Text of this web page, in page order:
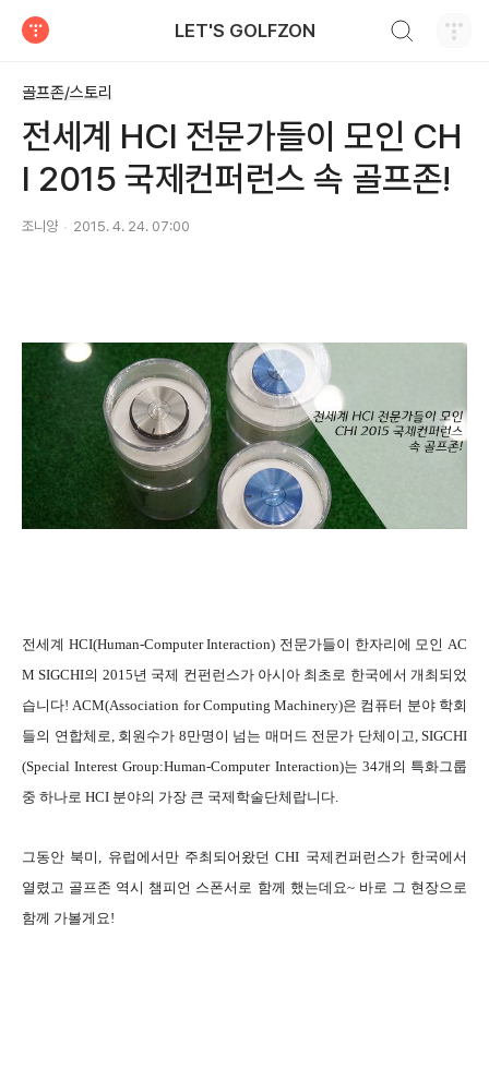
LET'S GOLFZON
골프존/스토리
전세계 HCI 전문가들이 모인 CH
I 2015 국제컨퍼런스 속 골프존!
조니양 2015. 4. 24. 07:00
전세계 HCI(Human-Computer Interaction) 전문가들이 한자리에 모인 AC
M SIGCHI의 2015년 국제 컨펀런스가 아시아 최초로 한국에서 개최되었
습니다! ACM(Association for Computing Machinery)은 컴퓨터 분야 학회
들의 연합체로, 회원수가 8만명이 넘는 매머드 전문가 단체이고, SIGCHI
(Special Interest Group:Human-Computer Interaction)는 34개의 특화그룹
중 하나로 HCI 분야의 가장 큰 국제학술단체랍니다.
그동안 북미, 유럽에서만 주최되어왔던 CHI 국제컨퍼런스가 한국에서
열렸고 골프존 역시 챔피언 스폰서로 함께 했는데요~ 바로 그 현장으로
함께 가볼게요!